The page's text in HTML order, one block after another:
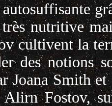
nutritive
cultivent la
des notions
Joana Smith
Alirn Fostov,